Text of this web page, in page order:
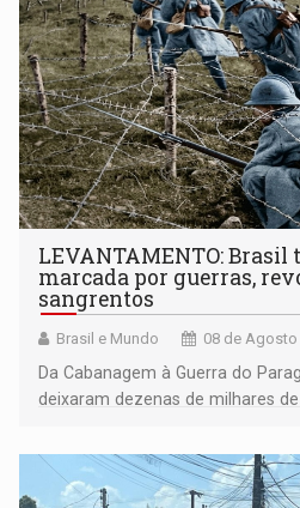
LEVANTAMENTO:
marcada por guerras,
sangrentos
Brasil e Mundo 08 de Agosto
Da Cabanagem à Guerra do
deixaram dezenas de milhares
territoriais e sociais